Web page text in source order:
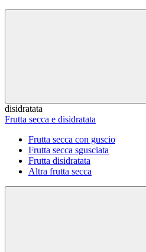
disidratata
Frutta secca e disidratata
Frutta secca con guscio
Frutta secca sgusciata
Frutta disidratata
Altra frutta secca